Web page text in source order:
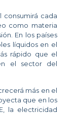
consumirá cada
como materia
En los países
líquidos en el
rápido que el
el sector del
más en el
que en los
la electricidad